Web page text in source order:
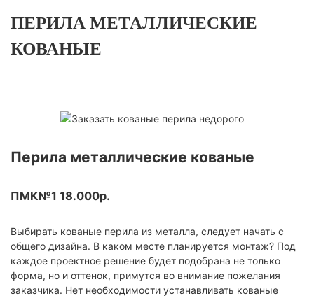
ПЕРИЛА МЕТАЛЛИЧЕСКИЕ
КОВАНЫЕ
Перила металлические кованые
ПМК№1 18.000р.
Выбирать кованые перила из металла, следует начать с
общего дизайна. В каком месте планируется монтаж? Под
каждое проектное решение будет подобрана не только
форма, но и оттенок, примутся во внимание пожелания
заказчика. Нет необходимости устанавливать кованые